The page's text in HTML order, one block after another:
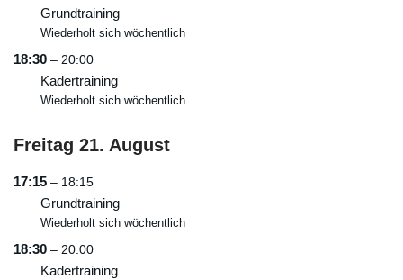
Grundtraining
Wiederholt sich wöchentlich
18:30 – 20:00
Kadertraining
Wiederholt sich wöchentlich
Freitag 21. August
17:15 – 18:15
Grundtraining
Wiederholt sich wöchentlich
18:30 – 20:00
Kadertraining